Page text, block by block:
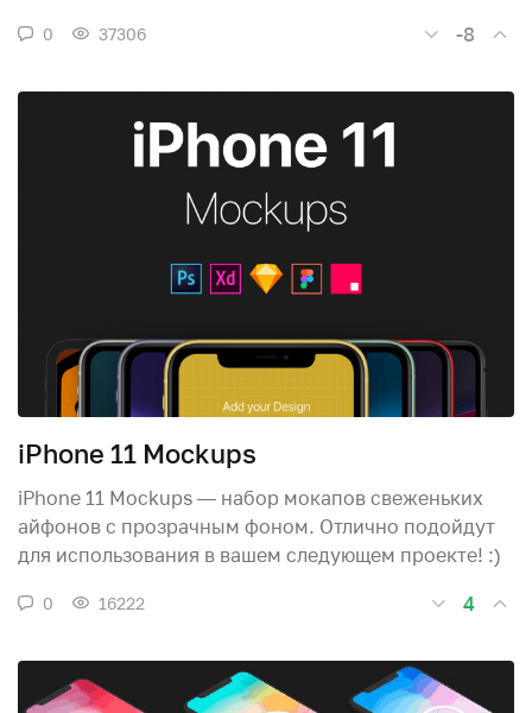
0 37306 -8
iPhone 11 Mockups
iPhone 11 Mockups — набор мокапов свеженьких
айфонов с прозрачным фоном. Отлично подойдут
для использования в вашем следующем проекте! :)
0 16222 4